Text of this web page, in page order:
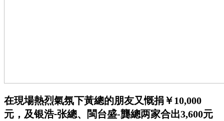
在現場熱烈氣氛下黃總的朋友又慨捐￥10,000
元，及银浩-张總、閩台盛-龔總两家合出3,600元